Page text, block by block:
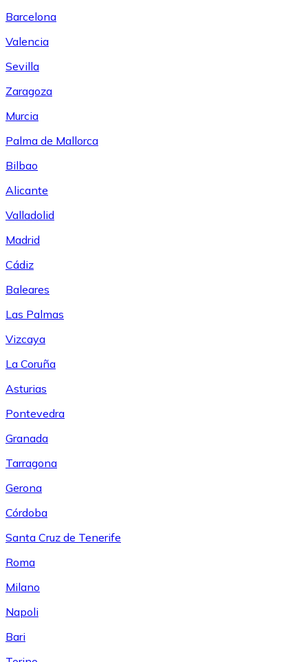
Barcelona
Valencia
Sevilla
Zaragoza
Murcia
Palma de Mallorca
Bilbao
Alicante
Valladolid
Madrid
Cádiz
Baleares
Las Palmas
Vizcaya
La Coruña
Asturias
Pontevedra
Granada
Tarragona
Gerona
Córdoba
Santa Cruz de Tenerife
Roma
Milano
Napoli
Bari